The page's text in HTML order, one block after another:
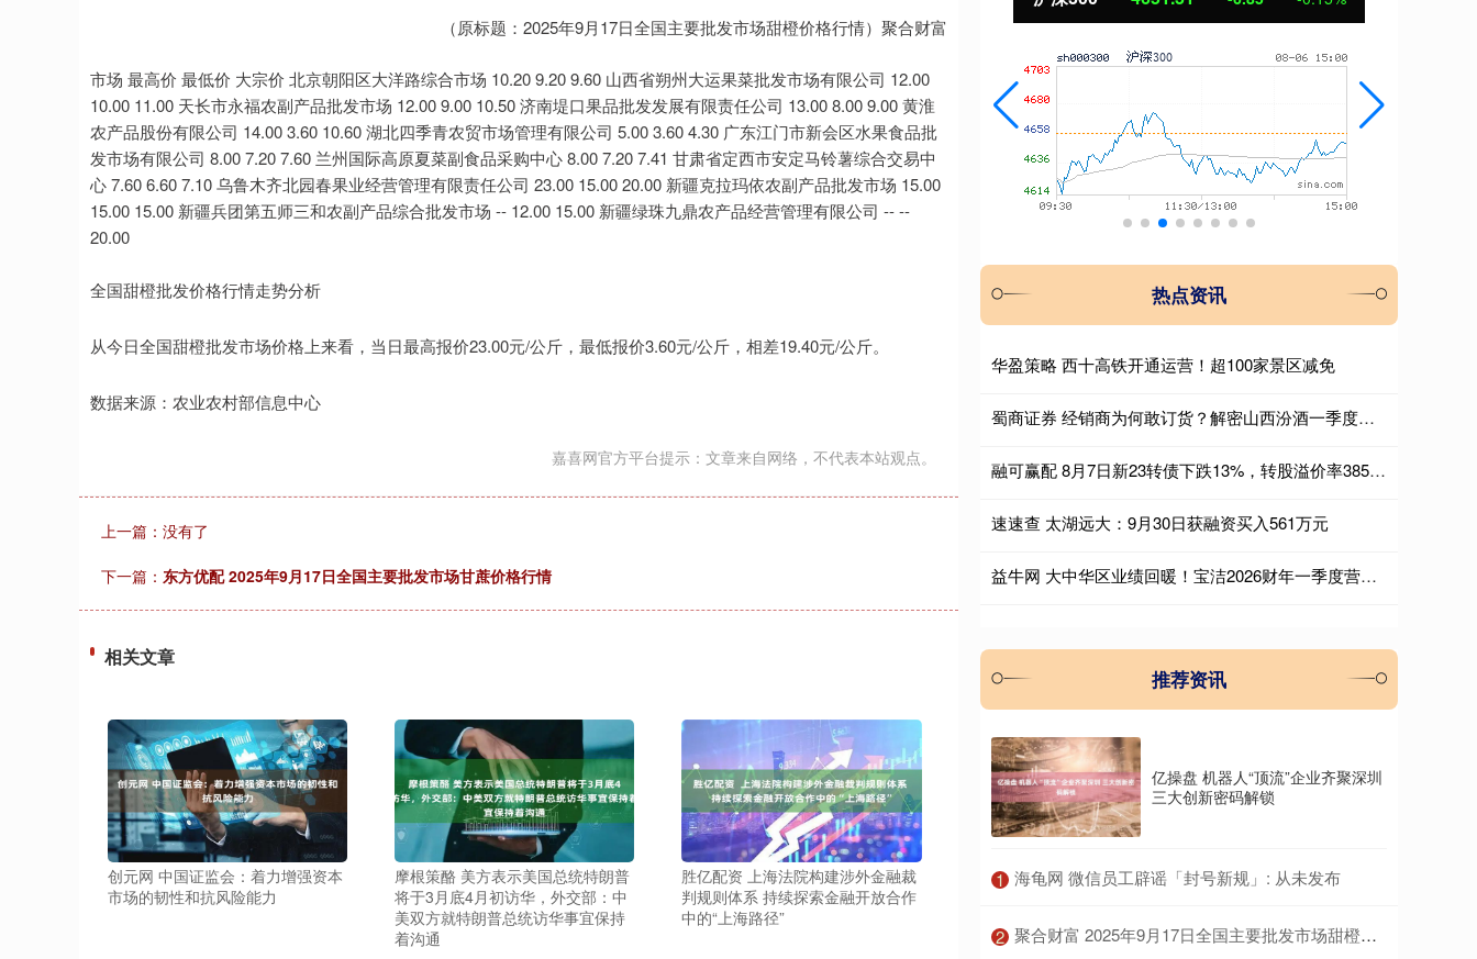
（原标题：2025年9月17日全国主要批发市场甜橙价格行情）聚合财富
市场 最高价 最低价 大宗价 北京朝阳区大洋路综合市场 10.20 9.20 9.60 山西省朔州大运果菜批发市场有限公司 12.00
10.00 11.00 天长市永福农副产品批发市场 12.00 9.00 10.50 济南堤口果品批发发展有限责任公司 13.00 8.00 9.00 黄淮
农产品股份有限公司 14.00 3.60 10.60 湖北四季青农贸市场管理有限公司 5.00 3.60 4.30 广东江门市新会区水果食品批
发市场有限公司 8.00 7.20 7.60 兰州国际高原夏菜副食品采购中心 8.00 7.20 7.41 甘肃省定西市安定马铃薯综合交易中
心 7.60 6.60 7.10 乌鲁木齐北园春果业经营管理有限责任公司 23.00 15.00 20.00 新疆克拉玛依农副产品批发市场 15.00
15.00 15.00 新疆兵团第五师三和农副产品综合批发市场 -- 12.00 15.00 新疆绿珠九鼎农产品经营管理有限公司 -- --
20.00
全国甜橙批发价格行情走势分析
从今日全国甜橙批发市场价格上来看，当日最高报价23.00元/公斤，最低报价3.60元/公斤，相差19.40元/公斤。
数据来源：农业农村部信息中心
嘉喜网官方平台提示：文章来自网络，不代表本站观点。
上一篇：没有了
下一篇： 东方优配 2025年9月17日全国主要批发市场甘蔗价格行情
相关文章
创元网 中国证监会：着力增强资本
市场的韧性和抗风险能力
摩根策酪 美方表示美国总统特朗普
将于3月底4月初访华，外交部：中
美双方就特朗普总统访华事宜保持
着沟通
胜亿配资 上海法院构建涉外金融裁
判规则体系 持续探索金融开放合作
中的“上海路径”
热点资讯
华盈策略 西十高铁开通运营！超100家景区减免
蜀商证券 经销商为何敢订货？解密山西汾酒一季度报背后的渠道“减压战”
融可赢配 8月7日新23转债下跌13%，转股溢价率3855%
速速查 太湖远大：9月30日获融资买入561万元
益牛网 大中华区业绩回暖！宝洁2026财年一季度营收净利双增
推荐资讯
亿操盘 机器人“顶流”企业齐聚深圳
三大创新密码解锁
1 ​海龟网 微信员工辟谣「封号新规」: 从未发布
2 ​聚合财富 2025年9月17日全国主要批发市场甜橙价格行情